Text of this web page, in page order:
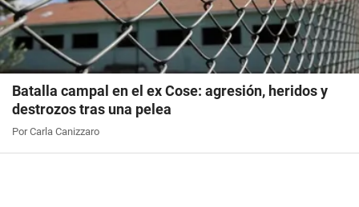
Batalla campal en el ex Cose: agresión, heridos y
destrozos tras una pelea
Por Carla Canizzaro